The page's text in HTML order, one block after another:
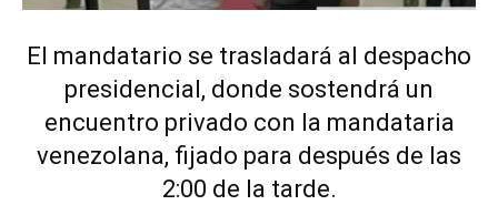
El mandatario se trasladará al despacho
presidencial, donde sostendrá un
encuentro privado con la mandataria
venezolana, fijado para después de las
2:00 de la tarde.